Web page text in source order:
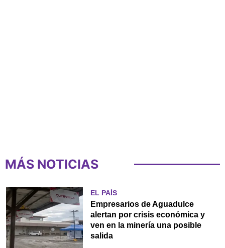
MÁS NOTICIAS
EL PAÍS
Empresarios de Aguadulce
alertan por crisis económica y
ven en la minería una posible
salida